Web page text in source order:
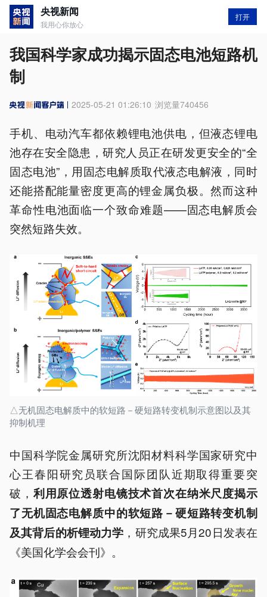
央视新闻
我用心你放心
打开
我国科学家成功揭示固态电池短路机
制
2025-05-21 01:26:10 浏览量740456
手机、电动汽车都依赖锂电池供电，但液态锂电
池存在安全隐患，研究人员正在研发更安全的“全
固态电池”，用固态电解质取代液态电解液，同时
还能搭配能量密度更高的锂金属负极。然而这种
革命性电池面临一个致命难题——固态电解质会
突然短路失效。
△无机固态电解质中的软短路－硬短路转变机制示意图以及其
抑制机理
中国科学院金属研究所沈阳材料科学国家研究中
心王春阳研究员联合国际团队近期取得重要突
破，利用原位透射电镜技术首次在纳米尺度揭示
了无机固态电解质中的软短路－硬短路转变机制
及其背后的析锂动力学 ，研究成果5月20日发表在
《美国化学会会刊》。